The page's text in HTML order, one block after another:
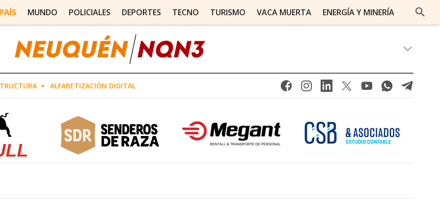
PAÍS MUNDO POLICIALES DEPORTES TECNO TURISMO VACA MUERTA ENERGÍA Y MINERÍA
ALFABETIZACIÓN DIGITAL